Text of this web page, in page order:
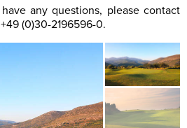
any questions, please contact
(0)30-2196596-0.